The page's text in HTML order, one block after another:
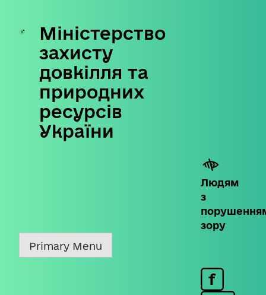
Skip
content
Міністерство
захисту
довкілля та
природних
ресурсів
України
Людям
з
зору
Primary Menu